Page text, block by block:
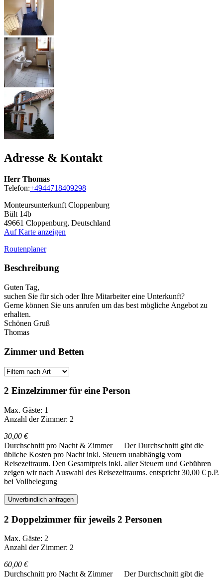
Adresse & Kontakt
Herr Thomas
Telefon:+4944718409298
Monteursunterkunft Cloppenburg
Bült 14b
49661 Cloppenburg, Deutschland
Auf Karte anzeigen
Routenplaner
Beschreibung
Guten Tag,
suchen Sie für sich oder Ihre Mitarbeiter eine Unterkunft?
Gerne können Sie uns anrufen um das best mögliche Angebot zu
erhalten.
Schönen Gruß
Thomas
Zimmer und Betten
2 Einzelzimmer für eine Person
Max. Gäste: 1
Anzahl der Zimmer: 2
30,00 €
Durchschnitt pro Nacht & Zimmer
Der Durchschnitt gibt die
übliche Kosten pro Nacht inkl. Steuern unabhängig vom
Reisezeitraum. Den Gesamtpreis inkl. aller Steuern und Gebühren
zeigen wir nach Auswahl des Reisezeitraums. entspricht 30,00 € p.P.
bei Vollbelegung
Unverbindlich anfragen
2 Doppelzimmer für jeweils 2 Personen
Max. Gäste: 2
Anzahl der Zimmer: 2
60,00 €
Durchschnitt pro Nacht & Zimmer
Der Durchschnitt gibt die